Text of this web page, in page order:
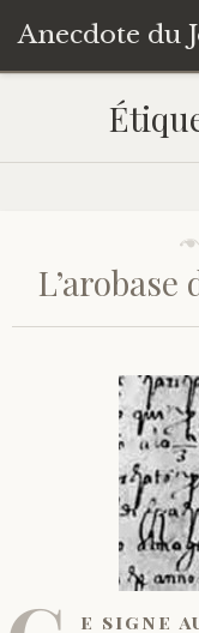
Anecdote du
contenu
Livres de
L’arobase
e signe